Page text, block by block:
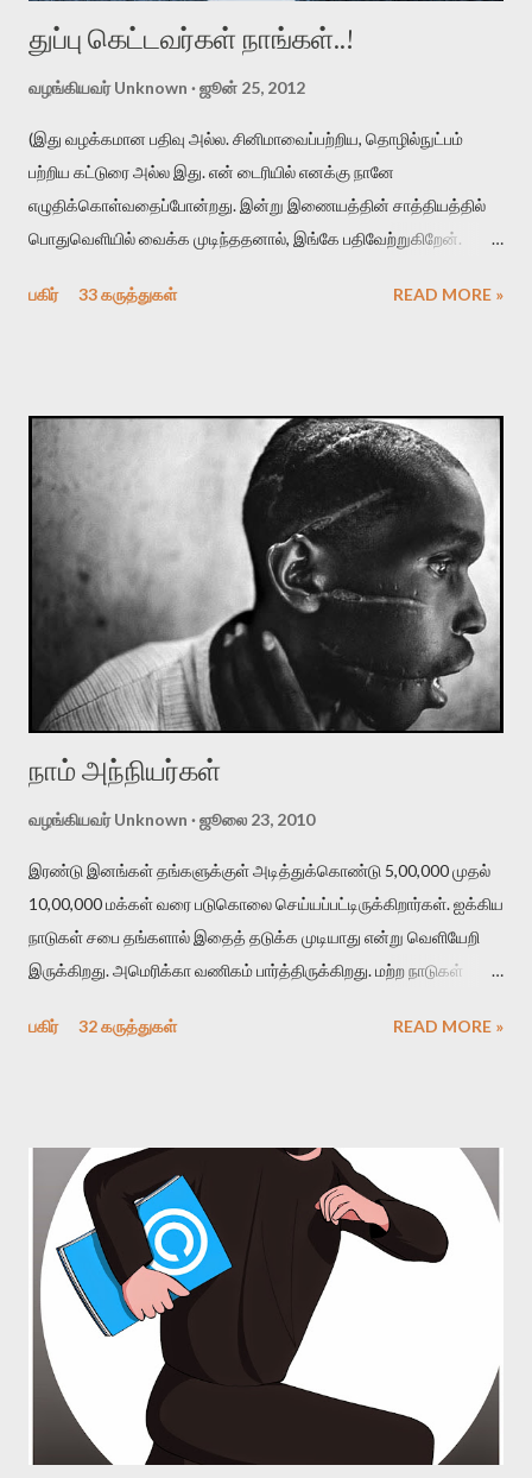
துப்பு கெட்டவர்கள் நாங்கள்..!
வழங்கியவர்Unknown ஜூன் 25, 2012
(இது வழக்கமான பதிவு அல்ல. சினிமாவைப்பற்றிய, தொழில்நுட்பம்
பற்றிய கட்டுரை அல்ல இது. என் டைரியில் எனக்கு நானே
எழுதிக்கொள்வதைப்போன்றது. இன்று இணையத்தின் சாத்தியத்தில்
பொதுவெளியில் வைக்க முடிந்ததனால், இங்கே பதிவேற்றுகிறேன்.
ஓய்வாக இருப்பின், ஒரு சினிமாக்காரனின் சுய புலம்பலைப் படிக்க
பயணமும் ஒரே வித அனுபவத்தையே கொடுத்தன. இதை அனுபவம்
என்று சொல்லுவதை விட, ஒருவித மன அயர்ச்சி என்று சொல்வது
இன்னும் பொருத்தமாக இருக்கும். இரண்டு பயணங்களிலுமே என்
பால்யகால நண்பர்களில் சிலரைச் சந்திக்கும் வாய்ப்பு ஏற்பட்டது. பதினேழு
பதினெட்டு வருடங்களுக்கு பிறகு அவர்களில் சிலரைச் சந்தித்தேன்.
பிளஸ் டூ படித்துவிட்டு, கல்லூரி படிப்புக்கு பெங்களூர் போனவன். அங்கே
ஏழுவருடம், பின் சென்னையில் பத்துவருடம் என என் கிராமத்தையும்
நண்பர்களையும் பிரிந்து ரொம்ப நாட்கள் ஆகிவிட்டது. இடையில் அவ...
பகிர் 33 கருத்துகள் READ MORE »
நாம் அந்நியர்கள்
வழங்கியவர்Unknown ஜூலை 23, 2010
இரண்டு இனங்கள் தங்களுக்குள் அடித்துக்கொண்டு 5,00,000 முதல்
10,00,000 மக்கள் வரை படுகொலை செய்யப்பட்டிருக்கிறார்கள். ஐக்கிய
நாடுகள் சபை தங்களால் இதைத் தடுக்க முடியாது என்று வெளியேறி
இருக்கிறது. அமெரிக்கா வணிகம் பார்த்திருக்கிறது. மற்ற நாடுகள்
பார்த்திருக்கிறது. இது சமீபத்தில் நமக்கு அருகில் நிகழ்ந்த ஒன்றாக
பகிர் 32 கருத்துகள் READ MORE »